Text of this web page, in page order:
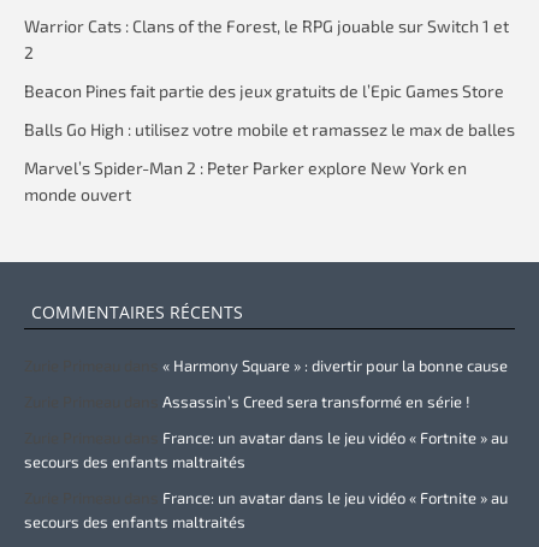
Warrior Cats : Clans of the Forest, le RPG jouable sur Switch 1 et
2
Beacon Pines fait partie des jeux gratuits de l’Epic Games Store
Balls Go High : utilisez votre mobile et ramassez le max de balles
Marvel’s Spider-Man 2 : Peter Parker explore New York en
monde ouvert
COMMENTAIRES RÉCENTS
« Harmony Square » : divertir pour la bonne cause
Assassin’s Creed sera transformé en série !
France: un avatar dans le jeu vidéo « Fortnite » au
secours des enfants maltraités
France: un avatar dans le jeu vidéo « Fortnite » au
secours des enfants maltraités